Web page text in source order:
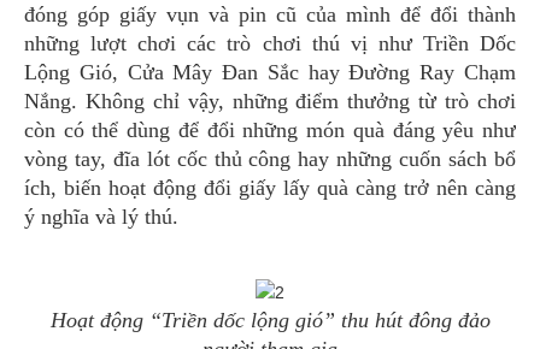
đóng góp giấy vụn và pin cũ của mình để đổi thành
những lượt chơi các trò chơi thú vị như Triền Dốc
Lộng Gió, Cửa Mây Đan Sắc hay Đường Ray Chạm
Nắng. Không chỉ vậy, những điểm thưởng từ trò chơi
còn có thể dùng để đổi những món quà đáng yêu như
vòng tay, đĩa lót cốc thủ công hay những cuốn sách bổ
ích, biến hoạt động đổi giấy lấy quà càng trở nên càng
ý nghĩa và lý thú.
Hoạt động “Triền dốc lộng gió” thu hút đông đảo